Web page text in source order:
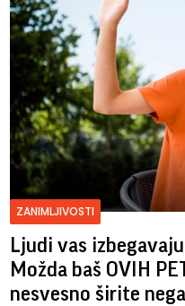
ZANIMLJIVOSTI
Ljudi vas
Možda baš OVIH
nesvesno širite